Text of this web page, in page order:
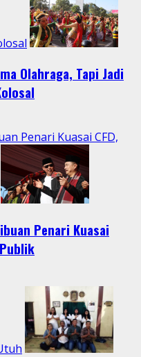
Olahraga, Tapi Jadi
Penari Kuasai CFD,
Penari Kuasai